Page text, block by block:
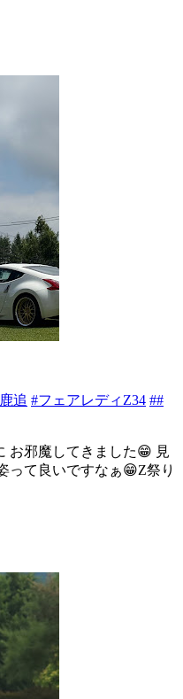
追 #フェアレディZ34 ##
お邪魔してきました😁 見
って良いですなぁ😁Z祭り